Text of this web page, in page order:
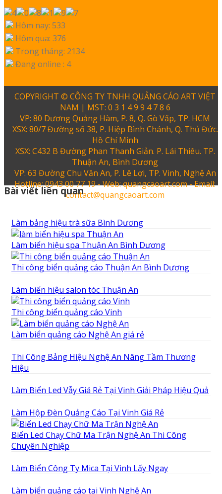
Hôm nay: 533
Hôm qua: 376
Trong tháng: 2134
Đang online : 4
COPYRIGHT © CÔNG TY TNHH QUẢNG CÁO ART VIỆT
NAM | MST: 0 3 1 4 9 9 4 7 8 6
VP: 80 Dương Quảng Hàm, P. 8, Q. Gò Vấp, TP. HCM
XSX: 80/7 Đường số 38, P. Hiệp Bình Chánh, Q. Thủ Đức.
Hồ Chí Minh
XSX: C432 B Đường Phan Thanh Giản. P. Lái Thiêu. TP.
Thuận An, Bình Dương
VP: 63 Đường Chu Văn An, P. Lê Lợi, TP. Vinh, Nghệ An
Hotline: 0943 00 77 19 - Web: quangcaoart.com - Email:
contact@quangcaoart.com
Bài viết liên quan
Làm bảng hiệu trà sữa Bình Dương
Làm biển hiệu spa Thuận An Bình Dương
Thi công biển quảng cáo Thuận An Bình Dương
Làm biển hiệu salon tóc Thuận An
Thi công biển quảng cáo Vinh
Làm biển quảng cáo Nghệ An giá rẻ
Thi Công Bảng Hiệu Nghệ An Nâng Tầm Thương
Hiệu
Làm Biển Led Vẫy Giá Rẻ Tại Vinh Giải Pháp Hiệu Quả
Làm Hộp Đèn Quảng Cáo Tại Vinh Giá Rẻ
Biển Led Chạy Chữ Ma Trận Nghệ An Thi Công
Chuyên Nghiệp
Làm Biển Công Ty Mica Tại Vinh Lấy Ngay
Làm biển quảng cáo tại Vinh Nghệ An